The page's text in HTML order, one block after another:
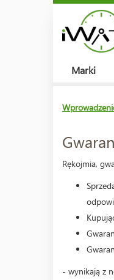
Marki
Rękojmia,
- wynikają z